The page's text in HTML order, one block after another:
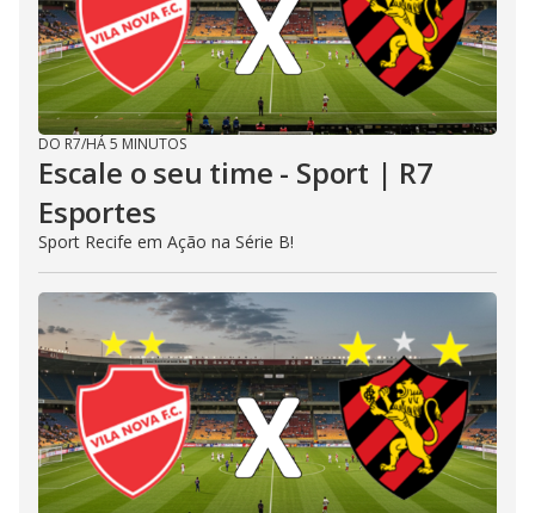
DO R7/HÁ 5 MINUTOS
Escale o seu time - Sport | R7
Esportes
Sport Recife em Ação na Série B!